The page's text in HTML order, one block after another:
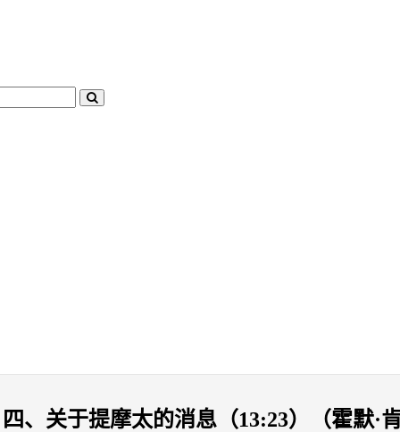
、关于提摩太的消息（13:23）（霍默·